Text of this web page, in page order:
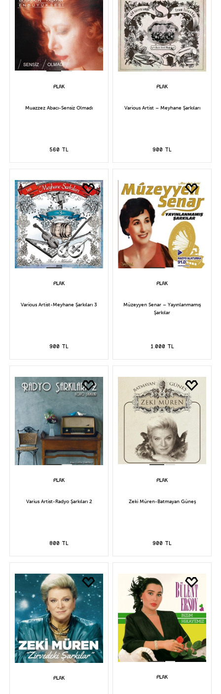
Muazzez Abacı-Sensiz Olmadı
560 TL
Various Artist – Meyhane Şarkıları
900 TL
Various Artist-Meyhane Şarkıları 3
900 TL
Müzeyyen Senar – Yayınlanmamış
Şarkılar
1.000 TL
Varius Artist-Radyo Şarkıları 2
800 TL
Zeki Müren-Batmayan Güneş
900 TL